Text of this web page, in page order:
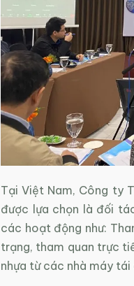
Tại Việt Nam, Công ty
được lựa chọn là đối
các hoạt động như:
trạng, tham quan trực
nhựa từ các nhà máy